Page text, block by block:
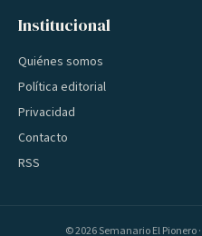
Institucional
Quiénes somos
Política editorial
Privacidad
Contacto
RSS
©2026Semanario El Pionero